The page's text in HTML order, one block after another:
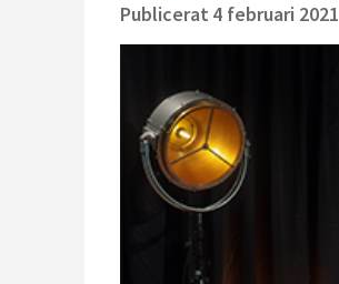
Publicerat 4 februari 2021